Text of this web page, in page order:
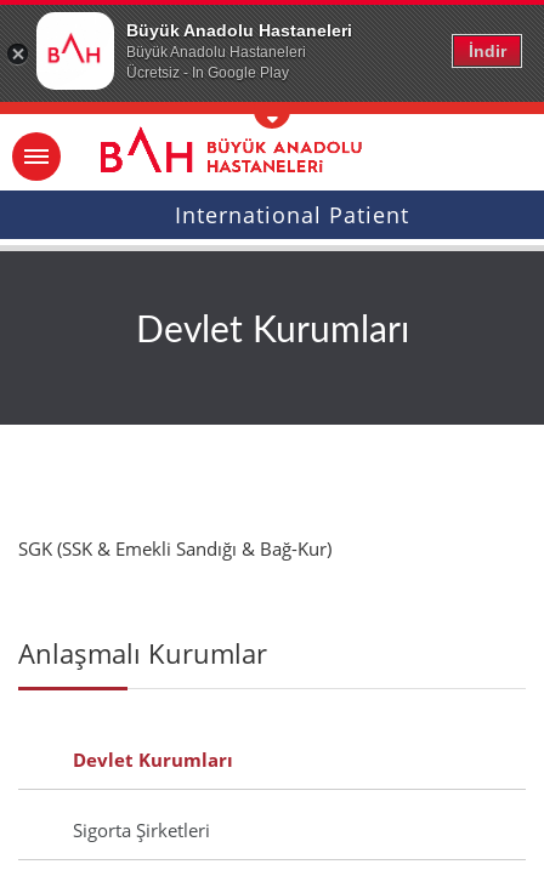
Büyük Anadolu Hastaneleri
Büyük Anadolu Hastaneleri
Ücretsiz - In Google Play
İndir
Ana icerige atla
International Patient
Devlet Kurumları
SGK (SSK & Emekli Sandığı & Bağ-Kur)
Anlaşmalı Kurumlar
Devlet Kurumları
Sigorta Şirketleri